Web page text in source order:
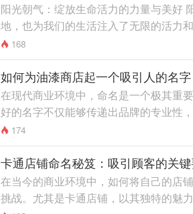
阳光朝气：绽放生命活力的力量与美好
地，也为我们的生活注入了无限的活力
168
如何为油漆商店起一个吸引人的名
在现代商业环境中，命名是一个极其重
好的名字不仅能够传递出品牌的专业性
174
卡通店铺命名秘笈：吸引顾客的关
在当今的商业环境中，如何将自己的店
挑战。尤其是卡通店铺，以其独特的魅